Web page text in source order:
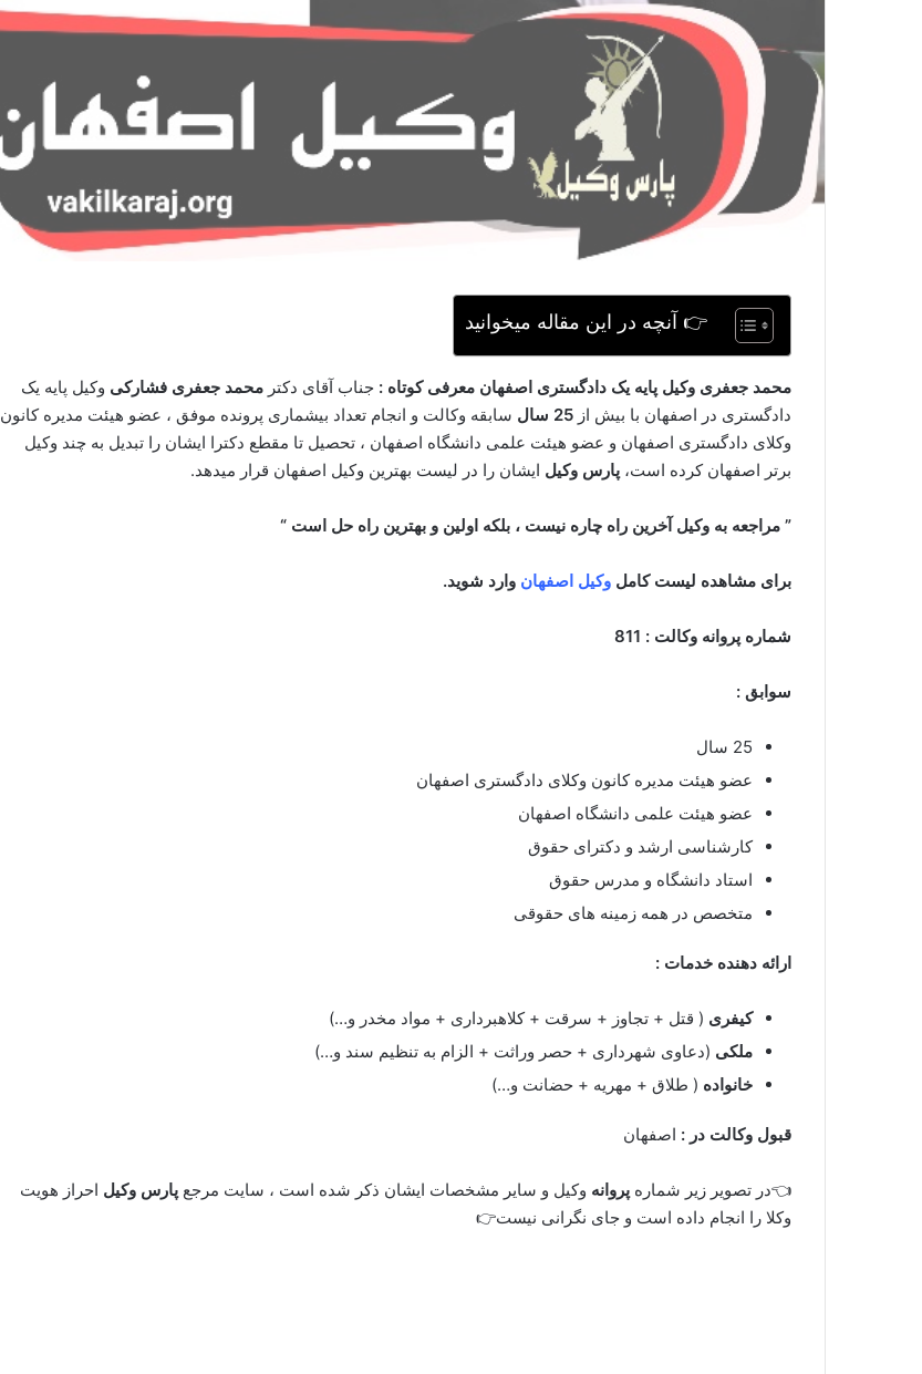
👉 آنچه در این مقاله میخوانید
محمد جعفری وکیل پایه یک دادگستری اصفهان معرفی کوتاه : جناب آقای دکتر محمد جعفری فشارکی وکیل پایه یک
دادگستری در اصفهان با بیش از 25 سال
سابقه وکالت و انجام تعداد بیشماری پرونده موفق ، عضو هیئت مدیره کانون
وکلای دادگستری اصفهان و عضو هیئت علمی دانشگاه اصفهان ، تحصیل تا مقطع دکترا ایشان را تبدیل به چند وکیل
برتر اصفهان کرده است، پارس وکیل ایشان را در لیست بهترین وکیل اصفهان قرار میدهد.
” مراجعه به وکیل آخرین راه چاره نیست ، بلکه اولین و بهترین راه حل است “
برای مشاهده لیست کامل وکیل اصفهان وارد شوید.
شماره پروانه وکالت : 811
سوابق :
25 سال
عضو هیئت مدیره کانون وکلای دادگستری اصفهان
عضو هیئت علمی دانشگاه اصفهان
کارشناسی ارشد و دکترای حقوق
استاد دانشگاه و مدرس حقوق
متخصص در همه زمینه های حقوقی
ارائه دهنده خدمات :
کیفری ( قتل + تجاوز + سرقت + کلاهبرداری + مواد مخدر و…)
ملکی (دعاوی شهرداری + حصر وراثت + الزام به تنظیم سند و…)
خانواده ( طلاق + مهریه + حضانت و…)
قبول وکالت در : اصفهان
👈در تصویر زیر شماره پروانه وکیل و سایر مشخصات ایشان ذکر شده است ، سایت مرجع پارس وکیل احراز هویت
وکلا را انجام داده است و جای نگرانی نیست👉